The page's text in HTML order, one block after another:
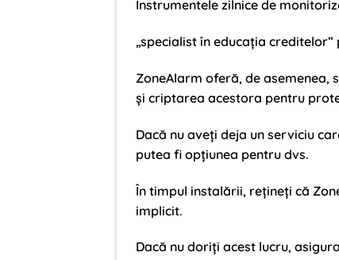
Instrumentele zilnice de
„specialist în educația
ZoneAlarm oferă, de asemenea,
și criptarea acestora pentru
Dacă nu aveți deja un serviciu
putea fi opțiunea pentru dvs.
În timpul instalării, rețineți că
implicit.
Dacă nu doriți acest lucru,